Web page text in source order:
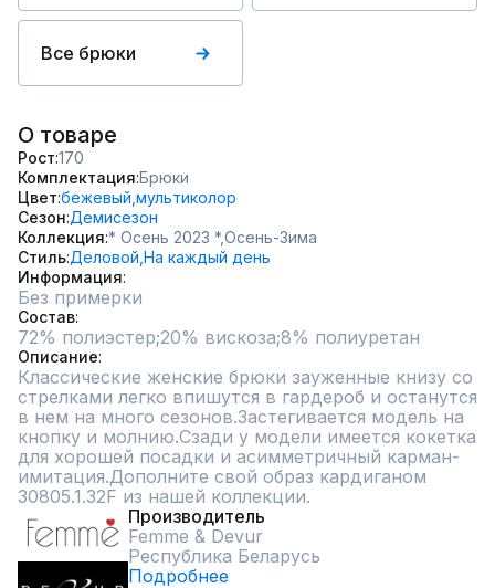
Все брюки
О товаре
Рост 170
Комплектация Брюки
Цвет бежевый, мультиколор
Сезон Демисезон
Коллекция * Осень 2023 *,Осень-Зима
Стиль Деловой, На каждый день
Информация
Без примерки
Состав
72% полиэстер;20% вискоза;8% полиуретан
Описание
Классические женские брюки зауженные книзу со
стрелками легко впишутся в гардероб и останутся
в нем на много сезонов.Застегивается модель на
кнопку и молнию.Сзади у модели имеется кокетка
для хорошей посадки и асимметричный карман-
имитация.Дополните свой образ кардиганом
30805.1.32F из нашей коллекции.
Производитель
Femme & Devur
Республика Беларусь
Подробнее